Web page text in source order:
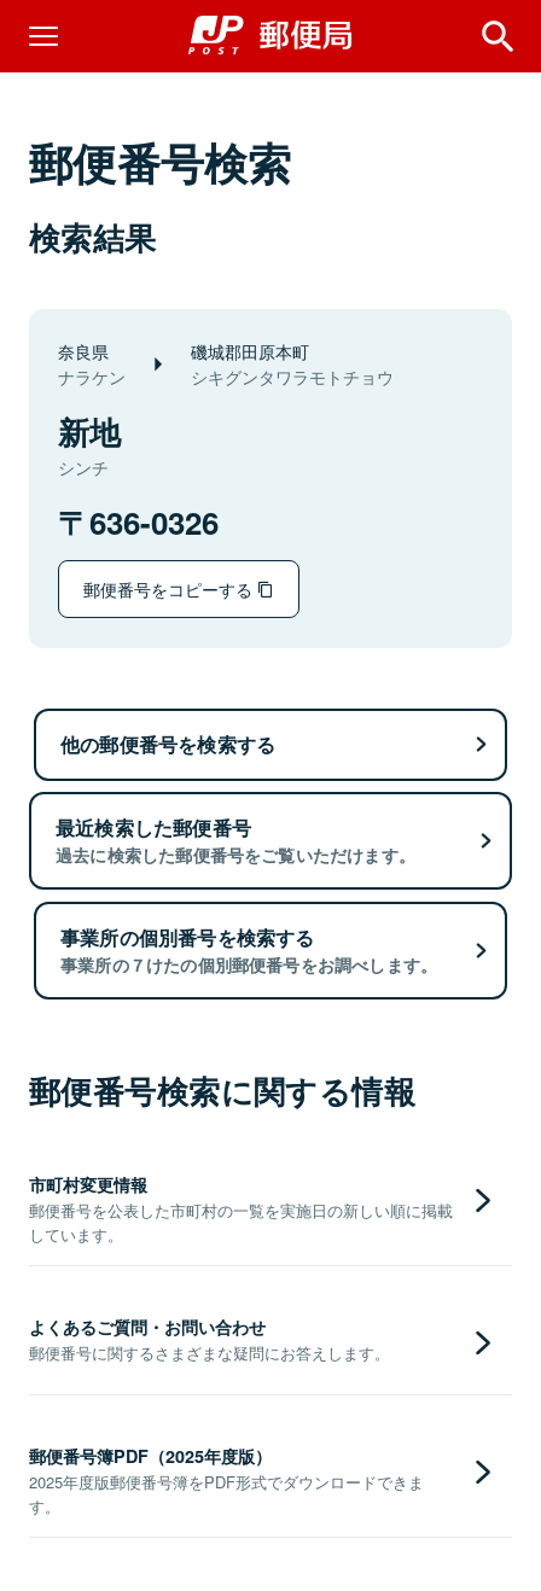
郵便番号検索
検索結果
奈良県
ナラケン
磯城郡田原本町
シキグンタワラモトチョウ
新地
シンチ
636-0326
郵便番号をコピーする
他の郵便番号を検索する
最近検索した郵便番号
過去に検索した郵便番号をご覧いただけます。
事業所の個別番号を検索する
事業所の７けたの個別郵便番号をお調べします。
郵便番号検索に関する情報
市町村変更情報
郵便番号を公表した市町村の一覧を実施日の新しい順に掲載
しています。
よくあるご質問・お問い合わせ
郵便番号に関するさまざまな疑問にお答えします。
郵便番号簿PDF（2025年度版）
2025年度版郵便番号簿をPDF形式でダウンロードできま
す。